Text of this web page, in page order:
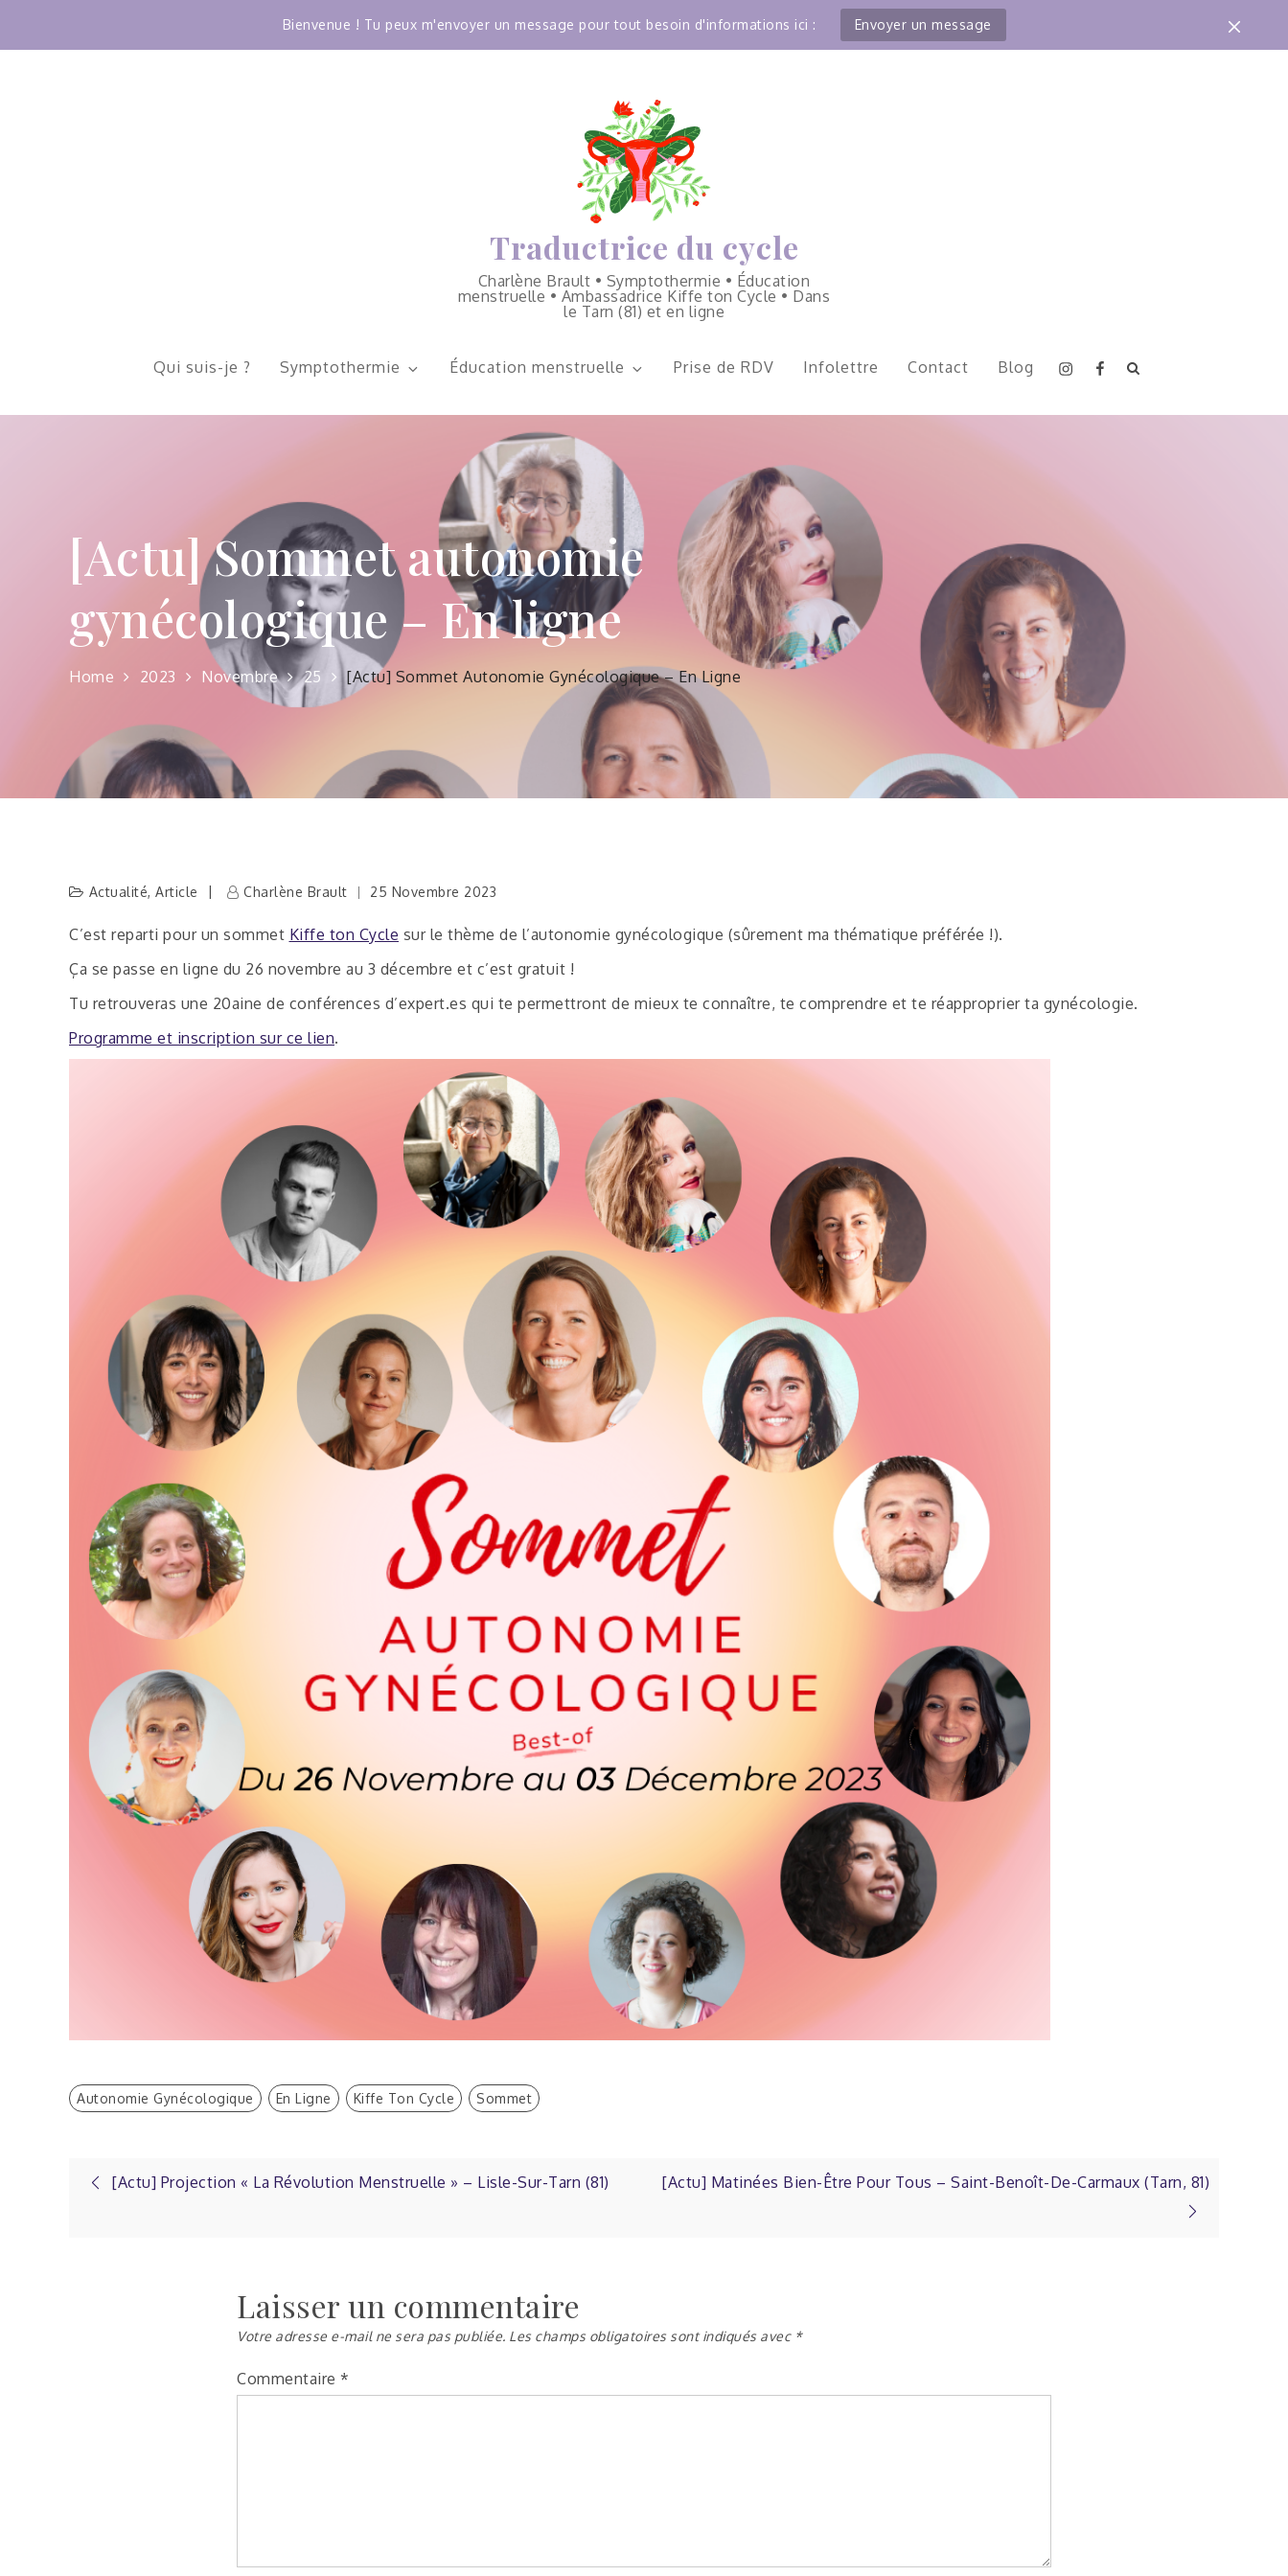
Bienvenue ! Tu peux m'envoyer un message pour tout besoin d'informations ici : Envoyer un message
Traductrice du cycle
Charlène Brault • Symptothermie • Éducation
menstruelle • Ambassadrice Kiffe ton Cycle • Dans
le Tarn (81) et en ligne
Qui suis-je ? Symptothermie Éducation menstruelle Prise de RDV Infolettre Contact Blog Instagram
Facebook
[Actu] Sommet autonomie
gynécologique – En ligne
Home 2023 Novembre 25 [Actu] Sommet Autonomie Gynécologique – En Ligne
Actualité, Article Charlène Brault 25 Novembre 2023
C’est reparti pour un sommet Kiffe ton Cycle sur le thème de l’autonomie gynécologique (sûrement ma thématique préférée !).
Ça se passe en ligne du 26 novembre au 3 décembre et c’est gratuit !
Tu retrouveras une 20aine de conférences d’expert.es qui te permettront de mieux te connaître, te comprendre et te réapproprier ta gynécologie.
Programme et inscription sur ce lien.
Autonomie Gynécologique En Ligne Kiffe Ton Cycle Sommet
Navigation
[Actu] Projection « La Révolution Menstruelle » – Lisle-Sur-Tarn (81) [Actu] Matinées Bien-Être Pour Tous – Saint-Benoît-De-Carmaux (Tarn, 81)
Laisser un commentaire
Votre adresse e-mail ne sera pas publiée. Les champs obligatoires sont indiqués avec *
Commentaire *